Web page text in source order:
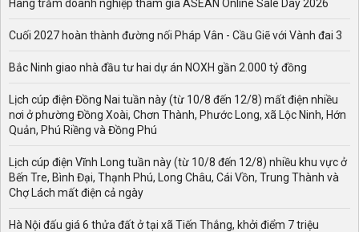
Hàng trăm doanh nghiệp tham gia ASEAN Online Sale Day 2026
Cuối 2027 hoàn thành đường nối Pháp Vân - Cầu Giẽ với Vành đai 3
Bắc Ninh giao nhà đầu tư hai dự án NOXH gần 2.000 tỷ đồng
Lịch cúp điện Đồng Nai tuần này (từ 10/8 đến 12/8) mất điện nhiều
nơi ở phường Đồng Xoài, Chơn Thành, Phước Long, xã Lộc Ninh, Hớn
Quản, Phú Riềng và Đồng Phú
Lịch cúp điện Vĩnh Long tuần này (từ 10/8 đến 12/8) nhiều khu vực ở
Bến Tre, Bình Đại, Thạnh Phú, Long Châu, Cái Vồn, Trung Thành và
Chợ Lách mất điện cả ngày
Hà Nội đấu giá 6 thửa đất ở tại xã Tiến Thắng, khởi điểm 7 triệu